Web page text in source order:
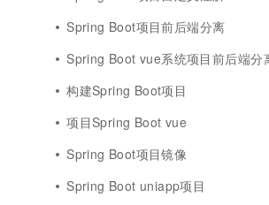
Spring Boot项目前后端分离
Spring Boot vue系统项目前后端分
构建Spring Boot项目
项目Spring Boot vue
Spring Boot项目镜像
Spring Boot uniapp项目